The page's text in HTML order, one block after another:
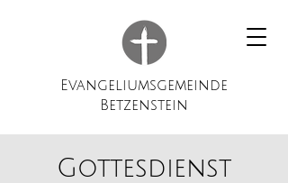
Evangeliumsgemeinde
Betzenstein
Gottesdienst